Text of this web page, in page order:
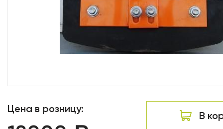
Цена в розницу:
В